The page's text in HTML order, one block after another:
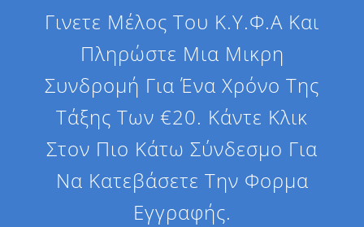
Γινετε Μέλος Του Κ.Υ.Φ.Α Και
Πληρώστε Μια Μικρη
Συνδρομή Για Ένα Χρόνο Της
Τάξης Των €20. Κάντε Κλικ
Στον Πιο Κάτω Σύνδεσμο Για
Να Κατεβάσετε Την Φορμα
Εγγραφής.